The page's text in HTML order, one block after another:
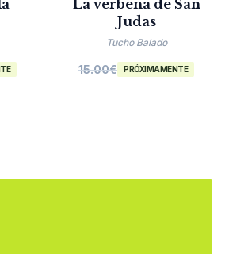
La verbena de San
Judas
Tucho Balado
15.00€ PRÓXIMAMENTE